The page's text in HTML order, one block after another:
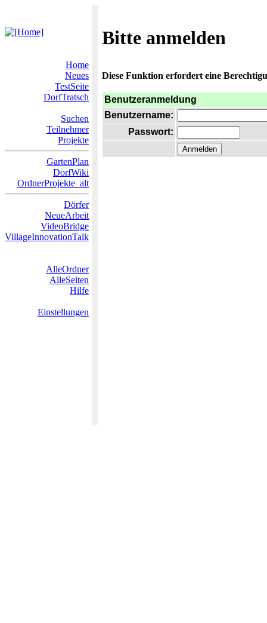
Bitte anmelden
Home
Neues
TestSeite
DorfTratsch
Suchen
Teilnehmer
Projekte
GartenPlan
DorfWiki
OrdnerProjekte_alt
Dörfer
NeueArbeit
VideoBridge
VillageInnovationTalk
AlleOrdner
AlleSeiten
Hilfe
Einstellungen
Diese Funktion erfordert eine
Benutzeranmeldung
Benutzername:
Passwort: